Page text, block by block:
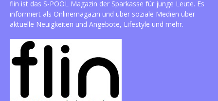
flin ist das S-POOL Magazin der Sparkasse für junge Leute. Es
informiert als Onlinemagazin und über soziale Medien über
aktuelle Neuigkeiten und Angebote, Lifestyle und mehr.